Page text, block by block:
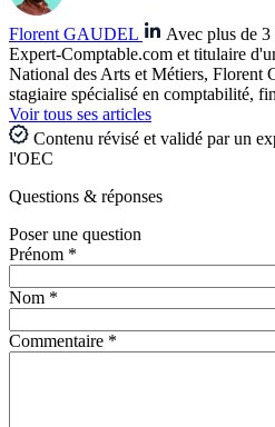
Florent GAUDEL
Avec plus de
Expert-Comptable.com et titulaire
National des Arts et Métiers, Florent
stagiaire spécialisé en comptabilité,
Voir tous ses articles
Contenu révisé et validé par un
l'OEC
Questions & réponses
Poser une question
Prénom *
Nom *
Commentaire *